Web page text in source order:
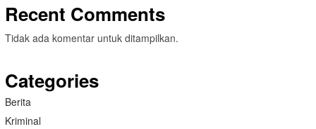
Recent Comments
Tidak ada komentar untuk ditampilkan.
Categories
Berita
Kriminal